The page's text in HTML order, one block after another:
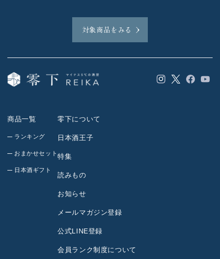
対象商品をみる
Instagram
TwitterFacebook
商品一覧
ランキング
おまかせセット
日本酒ギフト
零下について
日本酒王子
特集
読みもの
お知らせ
メールマガジン登録
公式LINE登録
会員ランク制度について